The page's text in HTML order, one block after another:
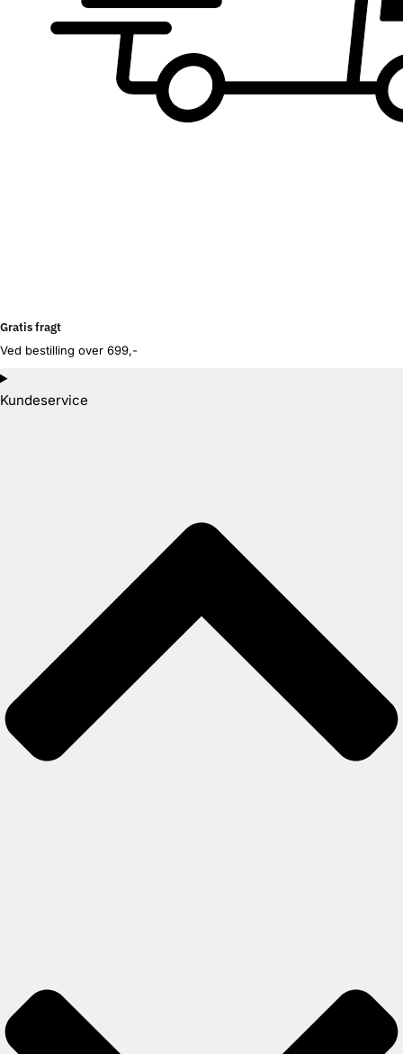
Gratis fragt
Ved bestilling over 699,-
Kundeservice